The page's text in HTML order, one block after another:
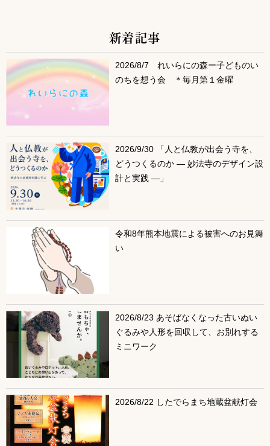
サブコンテンツ
新着記事
2026/8/7 れいらにの森ー子どものい
のちを想う会 ＊毎月第１金曜
2026/9/30 「人と仏教が出会う寺を、
どうつくるのか ― 妙法寺のデザイン設
計と実践 ―」
令和8年熊本地震による被害へのお見舞
い
2026/8/23 あそばなくなった古いぬい
ぐるみや人形を回収して、お別れする
ミニワーク
2026/8/22 したでらまち地蔵盆献灯会